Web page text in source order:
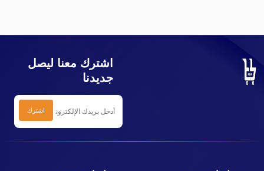
اشترك معنا ليصل
جديدنا